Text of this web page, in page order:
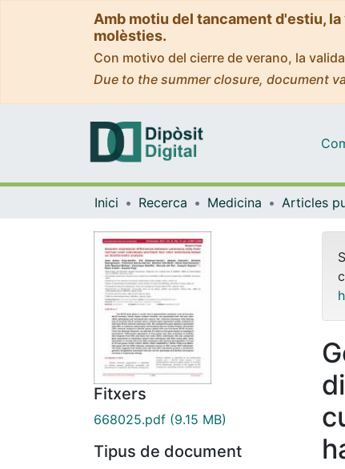
Amb motiu del tancament d'estiu,
molèsties.
Con motivo del cierre de verano, la
Due to the summer closure, document
Inici Recerca Medicina
Fitxers
668025.pdf (9.15 MB)
Tipus de document